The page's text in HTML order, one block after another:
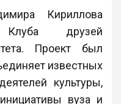
Кириллова
друзей
Проект был
известных
культуры,
вуза и